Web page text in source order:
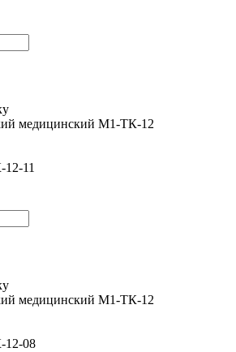
медицинский М1-ТК-12
11
медицинский М1-ТК-12
08